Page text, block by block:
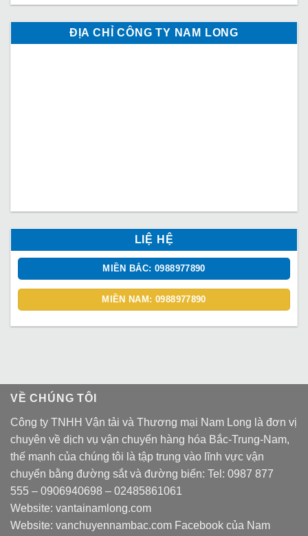
ĐỊA CHỈ CÔNG TY NAM LONG
LIỆ HỆ
MIỀN BẮC: 0988977890
MIỀN NAM: 0988977890
VỀ CHÚNG TÔI
Công ty TNHH Vận tải và Thương mại Nam Long là đơn vị
chuyên về dịch vụ vận chuyển hàng hóa Bắc-Trung-Nam,
thế mạnh của chúng tôi là tập trung vào lĩnh vực vận
chuyển bằng đường sắt và đường biển: Tel: 0987 877
555 – 0906940698 – 02485861061
Website: vantainamlong.com
Website: vanchuyennambac.com Facebook của Nam